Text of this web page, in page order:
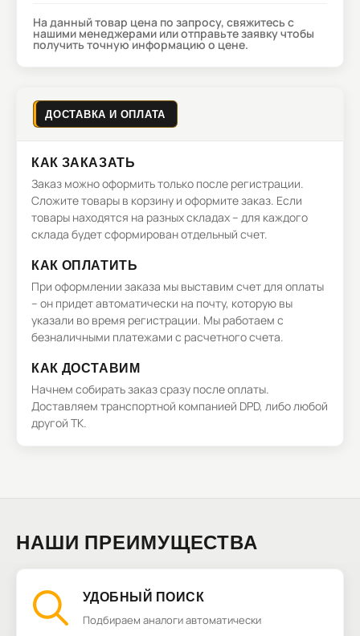
На данный товар цена по запросу, свяжитесь с
нашими менеджерами или отправьте заявку чтобы
получить точную информацию о цене.
ДОСТАВКА И ОПЛАТА
КАК ЗАКАЗАТЬ
Заказ можно оформить только после регистрации.
Сложите товары в корзину и оформите заказ. Если
товары находятся на разных складах – для каждого
склада будет сформирован отдельный счет.
КАК ОПЛАТИТЬ
При оформлении заказа мы выставим счет для оплаты
– он придет автоматически на почту, которую вы
указали во время регистрации. Мы работаем с
безналичными платежами с расчетного счета.
КАК ДОСТАВИМ
Начнем собирать заказ сразу после оплаты.
Доставляем транспортной компанией DPD, либо любой
другой ТК.
НАШИ ПРЕИМУЩЕСТВА
УДОБНЫЙ ПОИСК
Подбираем аналоги автоматически